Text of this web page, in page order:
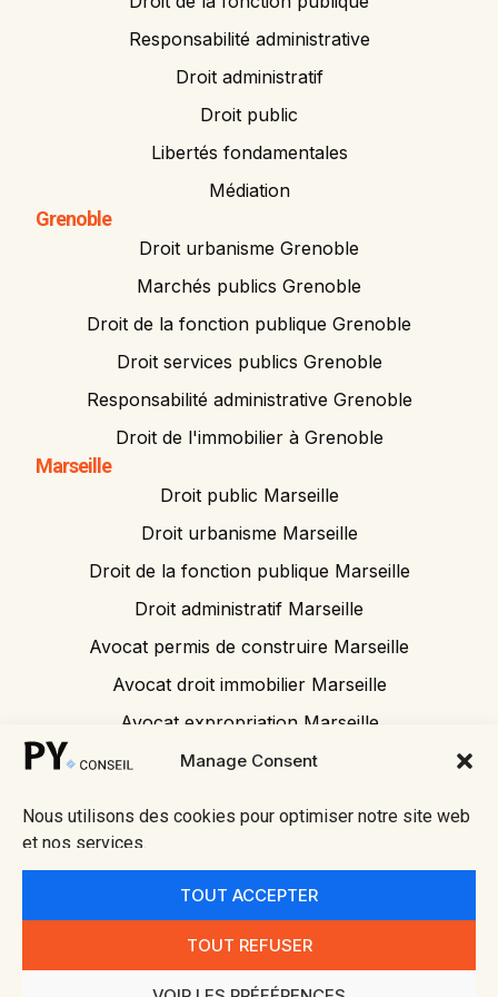
Manage Consent
Nous utilisons des cookies pour optimiser notre site web
et nos services.
TOUT ACCEPTER
TOUT REFUSER
Responsabilité administrative
Droit administratif
Droit public
Libertés fondamentales
Médiation
Grenoble
Droit urbanisme Grenoble
Marchés publics Grenoble
Droit de la fonction publique Grenoble
Droit services publics Grenoble
Responsabilité administrative Grenoble
Droit de l'immobilier à Grenoble
Marseille
Droit public Marseille
Droit urbanisme Marseille
Droit de la fonction publique Marseille
Droit administratif Marseille
Avocat permis de construire Marseille
Avocat droit immobilier Marseille
Avocat expropriation Marseille
Avocat tribunal administratif
© 2026 Py
Conseil
légales
• Politique
confidential
ité
par